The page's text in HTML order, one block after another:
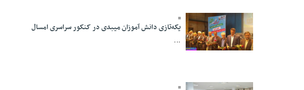
26 Esfand 1394 -
یکه‌تازی دانش آموزان میبدی در کنکور سراسری امسال
...